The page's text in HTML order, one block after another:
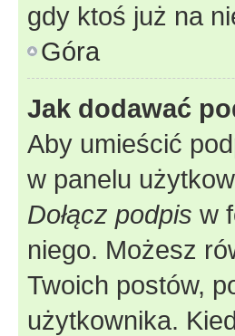
gdy ktoś już na
Góra
Jak dodawać
Aby umieścić
w panelu
Dołącz podpis w
niego. Możesz
Twoich postów,
użytkownika.